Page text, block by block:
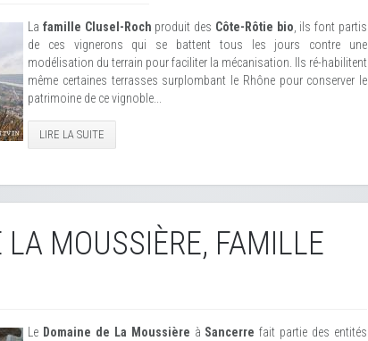
La famille Clusel-Roch produit des Côte-Rôtie bio , ils font partis
de ces vignerons qui se battent tous les jours contre une
modélisation du terrain pour faciliter la mécanisation. Ils ré-habilitent
même certaines terrasses surplombant le Rhône pour conserver le
patrimoine de ce vignoble...
LIRE LA SUITE
LA MOUSSIÈRE, FAMILLE
Le Domaine de La Moussière à Sancerre fait partie des entités